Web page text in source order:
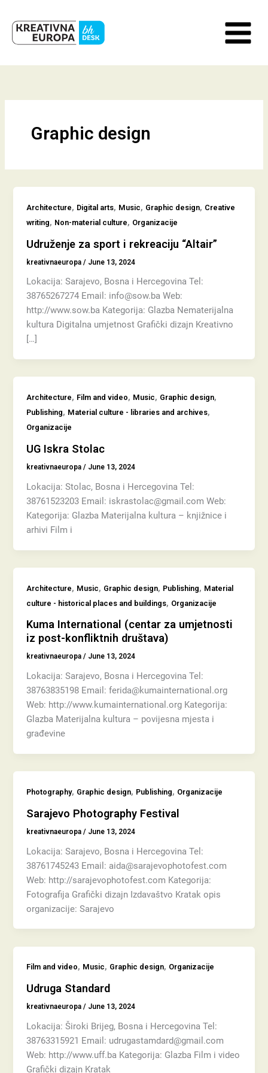
content
Graphic design
Architecture, Digital arts, Music, Graphic design, Creative
writing, Non-material culture, Organizacije
Udruženje za sport i rekreaciju “Altair”
kreativnaeuropa/ June 13, 2024
Lokacija: Sarajevo, Bosna i Hercegovina Tel:
38765267274 Email: info@sow.ba Web:
http://www.sow.ba Kategorija: Glazba Nematerijalna
kultura Digitalna umjetnost Grafički dizajn Kreativno
[…]
Architecture, Film and video, Music, Graphic design,
Publishing, Material culture - libraries and archives,
Organizacije
UG Iskra Stolac
kreativnaeuropa/ June 13, 2024
Lokacija: Stolac, Bosna i Hercegovina Tel:
38761523203 Email: iskrastolac@gmail.com Web:
Kategorija: Glazba Materijalna kultura – knjižnice i
arhivi Film i
Architecture, Music, Graphic design, Publishing, Material
culture - historical places and buildings, Organizacije
Kuma International (centar za umjetnosti
iz post-konfliktnih društava)
kreativnaeuropa/ June 13, 2024
Lokacija: Sarajevo, Bosna i Hercegovina Tel:
38763835198 Email: ferida@kumainternational.org
Web: http://www.kumainternational.org Kategorija:
Glazba Materijalna kultura – povijesna mjesta i
građevine
Photography, Graphic design, Publishing, Organizacije
Sarajevo Photography Festival
kreativnaeuropa/ June 13, 2024
Lokacija: Sarajevo, Bosna i Hercegovina Tel:
38761745243 Email: aida@sarajevophotofest.com
Web: http://sarajevophotofest.com Kategorija:
Fotografija Grafički dizajn Izdavaštvo Kratak opis
organizacije: Sarajevo
Film and video, Music, Graphic design, Organizacije
Udruga Standard
kreativnaeuropa/ June 13, 2024
Lokacija: Široki Brijeg, Bosna i Hercegovina Tel:
38763315921 Email: udrugastamdard@gmail.com
Web: http://www.uff.ba Kategorija: Glazba Film i video
Grafički dizajn Kratak